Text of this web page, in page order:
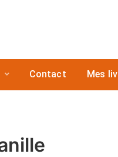
Contact Mes